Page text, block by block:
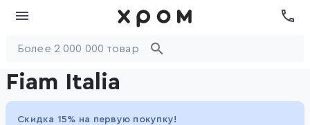
Fiam Italia
Скидка 15% на первую покупку!